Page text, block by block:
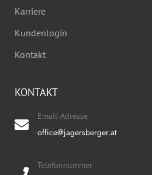
Karriere
Kundenlogin
Kontakt
KONTAKT
Email-Adresse
office@jagersberger.at
Telefonnummer